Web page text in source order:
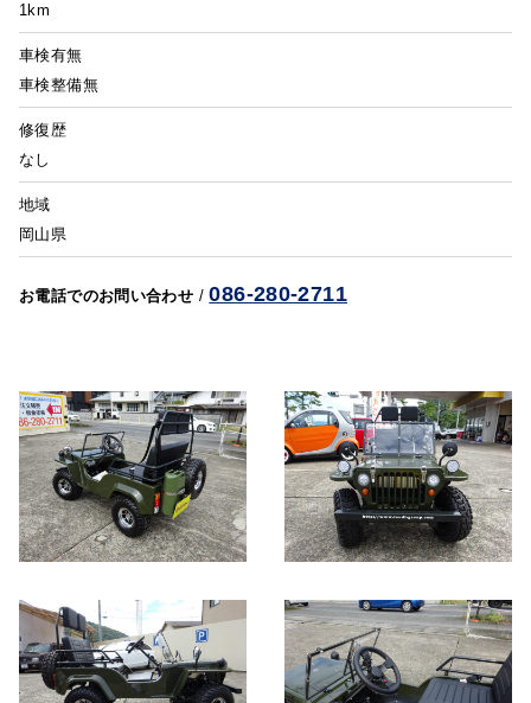
1km
車検有無
車検整備無
修復歴
なし
地域
岡山県
お電話でのお問い合わせ /086-280-2711